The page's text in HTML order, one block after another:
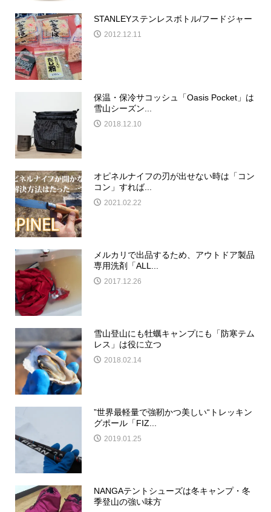
STANLEYステンレスボトル/フードジャー
2012.12.11
保温・保冷サコッシュ「Oasis Pocket」は
雪山シーズン...
2018.12.10
オピネルナイフの刃が出せない時は「コン
コン」すれば...
2021.02.22
メルカリで出品するため、アウトドア製品
専用洗剤「ALL...
2017.12.26
雪山登山にも牡蠣キャンプにも「防寒テム
レス」は役に立つ
2018.02.14
”世界最軽量で強靭かつ美しい“トレッキン
グポール「FIZ...
2019.01.25
NANGAテントシューズは冬キャンプ・冬
季登山の強い味方